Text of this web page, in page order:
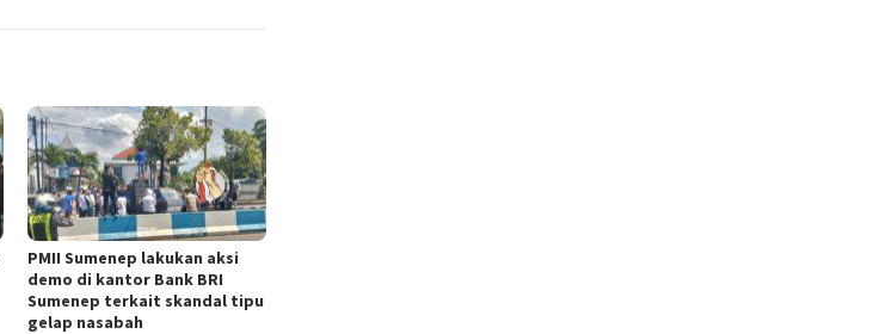
PMII Sumenep lakukan aksi
demo di kantor Bank BRI
Sumenep terkait skandal tipu
gelap nasabah